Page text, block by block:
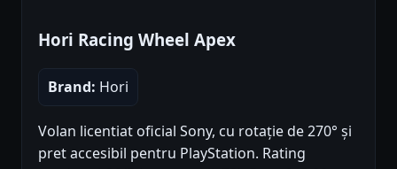
Hori Racing Wheel Apex
Brand: Hori
Volan licentiat oficial Sony, cu rotație de 270° și
pret accesibil pentru PlayStation. Rating